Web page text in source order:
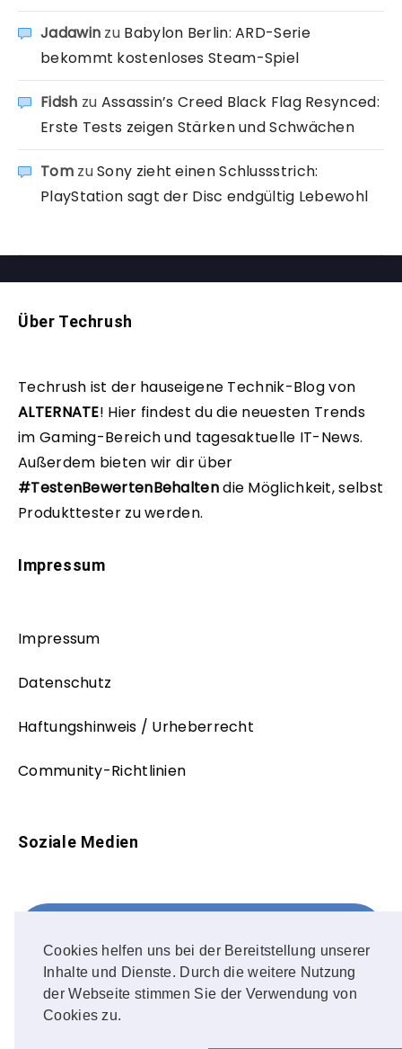
Cookies helfen uns bei der Bereitstellung unserer
Inhalte und Dienste. Durch die weitere Nutzung
der Webseite stimmen Sie der Verwendung von
Cookies zu.
Jadawin zu Babylon Berlin: ARD-Serie
bekommt kostenloses Steam-Spiel
Fidsh zu Assassin’s Creed Black Flag Resynced:
Erste Tests zeigen Stärken und Schwächen
TomzuSony zieht einen Schlussstrich:
PlayStation sagt der Disc endgültig Lebewohl
Über Techrush
Techrush ist der hauseigene Technik-Blog von
ALTERNATE! Hier findest du die neuesten Trends
im Gaming-Bereich und tagesaktuelle IT-News.
Außerdem bieten wir dir über
#TestenBewertenBehaltendie Möglichkeit, selbst
Produkttester zu werden.
Impressum
Impressum
Datenschutz
Haftungshinweis / Urheberrecht
Community-Richtlinien
Soziale Medien
FOLLOW ME!
Instagram
OUR PHOTOS!